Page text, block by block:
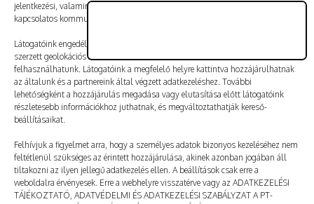
jelentkezési, valamint a számlázási feltételeket és a táborszervezéssel
kapcsolatos kommunikációt.
Látogatóink engedélyével mi és a partnereink eszközleolvasásos módszerrel
szerzett geolokációs adatokat és azonosítási információkat is
felhasználhatunk. Látogatóink a megfelelő helyre kattintva hozzájárulhatnak
az általunk és a partnereink által végzett adatkezeléshez. További
lehetőségként a hozzájárulás megadása vagy elutasítása előtt látogatóink
részletesebb információkhoz juthatnak, és megváltoztathatják kereső-
beállításaikat.
Felhívjuk a figyelmet arra, hogy a személyes adatok bizonyos kezeléséhez nem
feltétlenül szükséges az érintett hozzájárulása, akinek azonban jogában áll
tiltakozni az ilyen jellegű adatkezelés ellen. A beállítások csak erre a
weboldalra érvényesek. Erre a webhelyre visszatérve vagy az ADATKEZELÉSI
TÁJÉKOZTATÓ, ADATVÉDELMI ÉS ADATKEZELÉSI SZABÁLYZAT A PT-
A nevem, e-mail-címem, és weboldalcímem mentése
a böngészőben a következő hozzászólásomhoz.